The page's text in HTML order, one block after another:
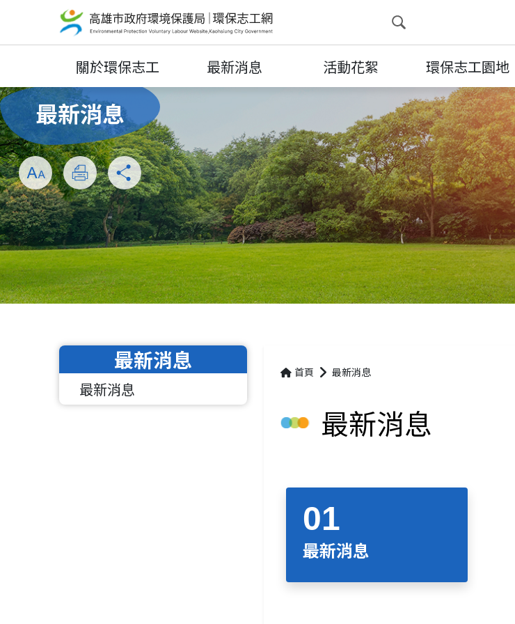
展開搜尋
關於環保志工 最新消息 活動花絮 環保志工園地
最新消息
放大 列印 分享
最新消息
最新消息
首頁 最新消息
最新消息
最新消息